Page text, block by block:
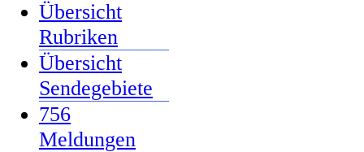
Übersicht
Rubriken
Übersicht
Sendegebiete
756
Meldungen